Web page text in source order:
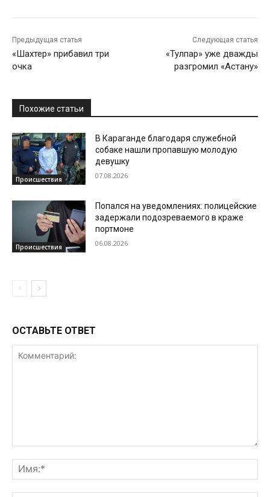
Предыдущая статья
«Шахтер» прибавил три
очка
Следующая статья
«Тулпар» уже дважды
разгромил «Астану»
Похожие статьи
Происшествия
В Караганде благодаря служебной
собаке нашли пропавшую молодую
девушку
07.08.2026
Происшествия
Попался на уведомлениях: полицейские
задержали подозреваемого в краже
портмоне
06.08.2026
ОСТАВЬТЕ ОТВЕТ